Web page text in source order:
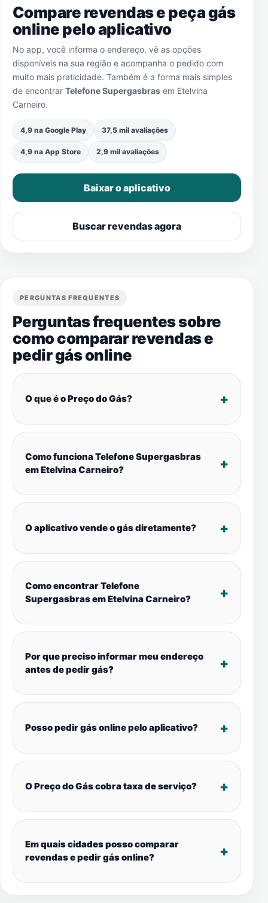
Compare revendas e peça gás
online pelo aplicativo
No app, você informa o endereço, vê as opções
disponíveis na sua região e acompanha o pedido com
muito mais praticidade. Também é a forma mais simples
de encontrar Telefone Supergasbras em Etelvina
Carneiro.
4,9 na Google Play 37,5 mil avaliações
4,9 na App Store 2,9 mil avaliações
Baixar o aplicativo
Buscar revendas agora
PERGUNTAS FREQUENTES
Perguntas frequentes sobre
como comparar revendas e
pedir gás online
O que é o Preço do Gás?
Como funciona Telefone Supergasbras
em Etelvina Carneiro?
O aplicativo vende o gás diretamente?
Como encontrar Telefone
Supergasbras em Etelvina Carneiro?
Por que preciso informar meu endereço
antes de pedir gás?
Posso pedir gás online pelo aplicativo?
O Preço do Gás cobra taxa de serviço?
Em quais cidades posso comparar
revendas e pedir gás online?